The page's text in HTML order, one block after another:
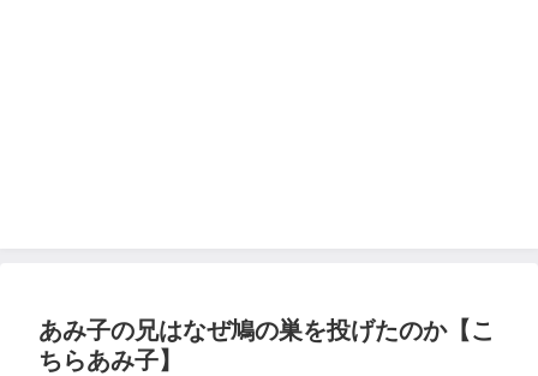
あみ子の兄はなぜ鳩の巣を投げたのか【こ
ちらあみ子】